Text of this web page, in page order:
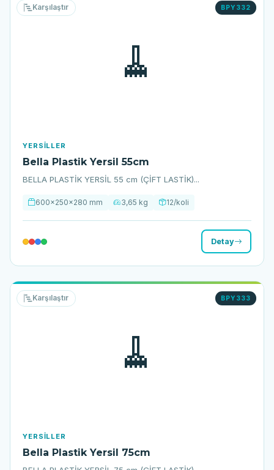
🧹
BPY332
Karşılaştır
YERSILLER
Bella Plastik Yersil 55cm
BELLA PLASTİK YERSİL 55 cm (ÇİFT LASTİK)...
600x250x280 mm 3,65 kg 12/koli
Detay
🧹
BPY333
Karşılaştır
YERSILLER
Bella Plastik Yersil 75cm